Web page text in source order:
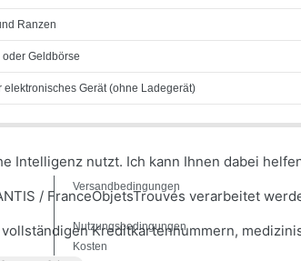
Ranzen
oder Geldbörse
elektronisches Gerät (ohne Ladegerät)
Versandbedingungen
Nutzungsbedingungen
Kosten
Intelligenz nutzt. Ich kann Ihnen dabei
/ FranceObjetsTrouvés verarbeitet
Kreditkartennummern,